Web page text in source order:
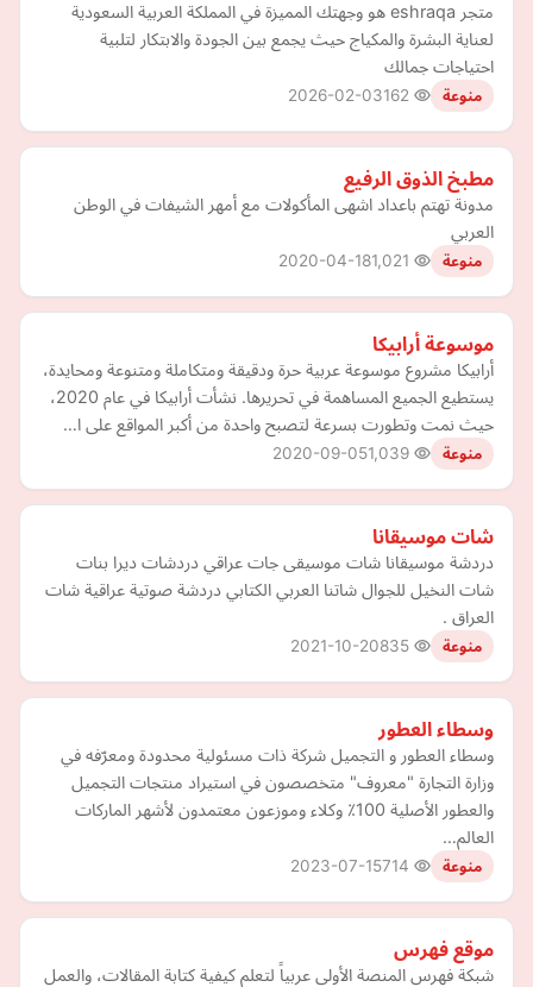
متجر eshraqa هو وجهتك المميزة في المملكة العربية السعودية
لعناية البشرة والمكياج حيث يجمع بين الجودة والابتكار لتلبية
احتياجات جمالك
منوعة 2026-02-03
مطبخ الذوق الرفيع
مدونة تهتم باعداد اشهى المأكولات مع أمهر الشيفات في الوطن
العربي
منوعة 2020-04-18
موسوعة أرابيكا
أرابيكا مشروع موسوعة عربية حرة ودقيقة ومتكاملة ومتنوعة ومحايدة،
يستطيع الجميع المساهمة في تحريرها. نشأت أرابيكا في عام 2020،
حيث نمت وتطورت بسرعة لتصبح واحدة من أكبر المواقع على ا…
منوعة 2020-09-05
شات موسيقانا
دردشة موسيقانا شات موسيقى جات عراقي دردشات ديرا بنات
شات النخيل للجوال شاتنا العربي الكتابي دردشة صوتية عراقية شات
العراق .
منوعة 2021-10-20
وسطاء العطور
وسطاء العطور و التجميل شركة ذات مسئولية محدودة ومعرّفه في
وزارة التجارة "معروف" متخصصون في استيراد منتجات التجميل
والعطور الأصلية 100٪؜ وكلاء وموزعون معتمدون لأشهر الماركات
العالم…
منوعة 2023-07-15
موقع فهرس
شبكة فهرس المنصة الأولى عربياً لتعلم كيفية كتابة المقالات، والعمل